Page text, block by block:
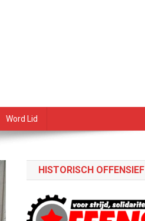
Word Lid
HISTORISCH OFFENSIEF